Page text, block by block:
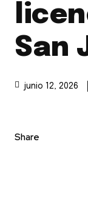
San
junio 12, 2026
Share